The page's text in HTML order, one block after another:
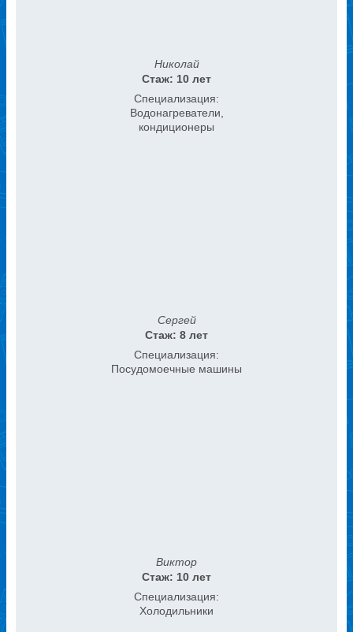
Николай
Стаж: 10 лет
Специализация:
Водонагреватели,
кондиционеры
Сергей
Стаж: 8 лет
Специализация:
Посудомоечные машины
Виктор
Стаж: 10 лет
Специализация:
Холодильники